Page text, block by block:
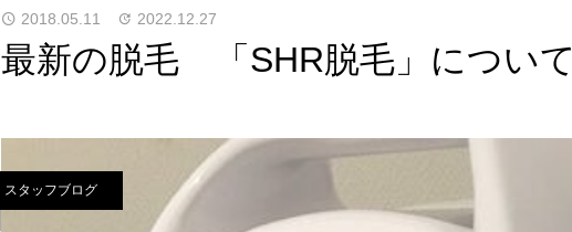
2018.05.11 2022.12.27
最新の脱毛 「SHR脱毛」について
スタッフブログ